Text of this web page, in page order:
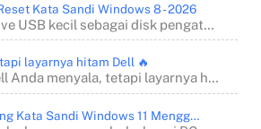
Kata Sandi Windows 8 - 2026
Menggunakan drive USB kecil sebagai disk pengaturan ulang kata sandi jauh lebih mudah dari...
layarnya hitam Dell 🔥
Apakah laptop Dell Anda menyala, tetapi layarnya hitam? Anda akan mempelajari cara memperb...
Cara Mengatur Ulang Kata Sandi Windows 11 Menggunakan Command Prompt